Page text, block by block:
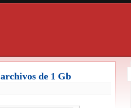
de 1 Gb